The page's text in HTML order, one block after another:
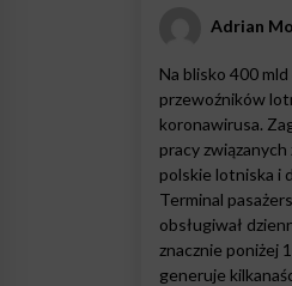
Adrian
Na blisko 400
przewoźników
koronawirusa.
pracy
polskie lotniska i
Terminal
obsługiwał
znacznie poniżej
generuje